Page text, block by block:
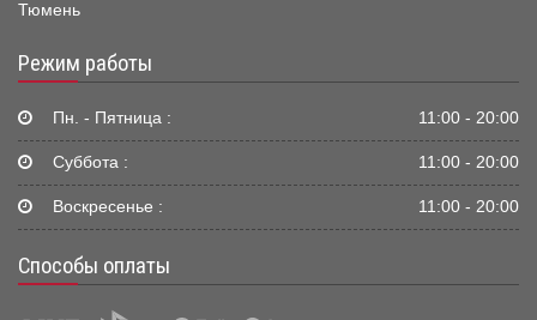
Тюмень
Режим работы
Пн. - Пятница : 11:00 - 20:00
Суббота : 11:00 - 20:00
Воскресенье : 11:00 - 20:00
Способы оплаты